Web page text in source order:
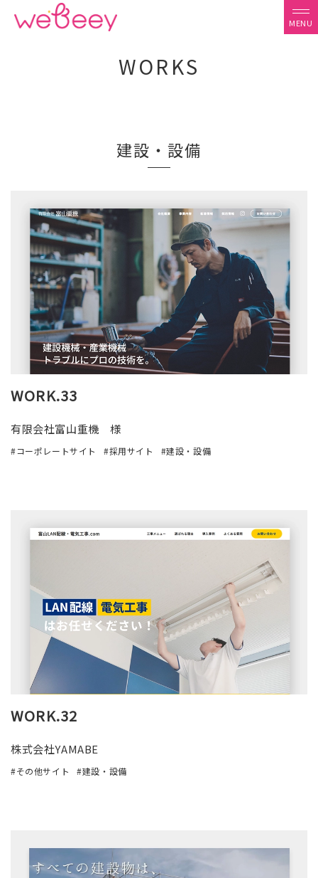
WORKS
建設・設備
WORK.33
有限会社富山重機 様
コーポレートサイト 採用サイト 建設・設備
WORK.32
株式会社YAMABE
その他サイト 建設・設備